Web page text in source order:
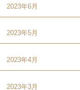
2023年6月
2023年5月
2023年4月
2023年3月